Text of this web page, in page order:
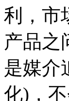
利，市
产品之
是媒介
化)，